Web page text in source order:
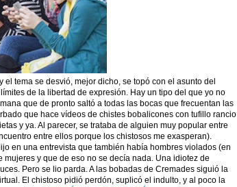
el tema se desvió, mejor dicho, se topó con el asunto del
de la libertad de expresión. Hay un tipo del que yo no
que de pronto saltó a todas las bocas que frecuentan las
que hace vídeos de chistes bobalicones con tufillo rancio
y ya. Al parecer, se trataba de alguien muy popular entre
entre ellos porque los chistosos me exasperan).
en una entrevista que también había hombres violados (en
mujeres y que de eso no se decía nada. Una idiotez de
Pero se lio parda. A las bobadas de Cremades siguió la
El chistoso pidió perdón, suplicó el indulto, y al poco la